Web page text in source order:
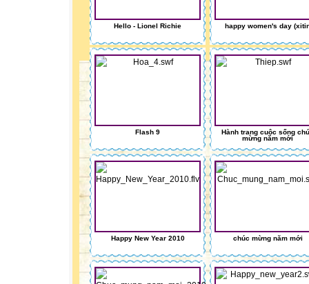
Hello - Lionel Richie happy women's day
Flash 9
Hành trang cuộc sống
mừng năm mới
Happy New Year 2010 chúc mừng năm mới